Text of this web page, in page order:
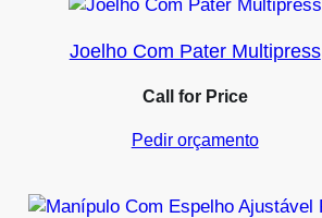
Joelho Com Pater Multipress
Call for Price
Pedir orçamento